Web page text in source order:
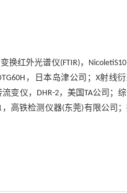
红外光谱仪(FTIR)，
，日本岛津公司；X射线
变仪，DHR-2，美国TA公司；
，高铁检测仪器(东莞)有限公司